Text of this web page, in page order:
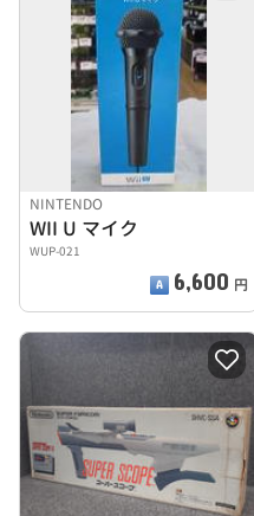
NINTENDO
WII U マイク
WUP-021
6,600 円